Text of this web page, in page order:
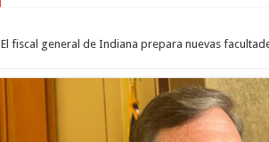
El fiscal general de Indiana prepara nuevas